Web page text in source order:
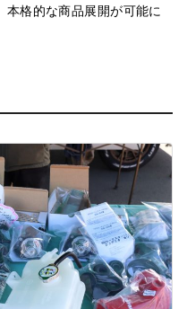
本格的な商品展開が可能に